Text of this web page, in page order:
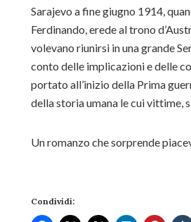
Sarajevo a fine giugno 1914,
Ferdinando, erede al trono
volevano riunirsi in una grande
conto delle implicazioni e delle
portato all’inizio della Prima
della storia umana le cui vittime,
Un romanzo che sorprende
Condividi: